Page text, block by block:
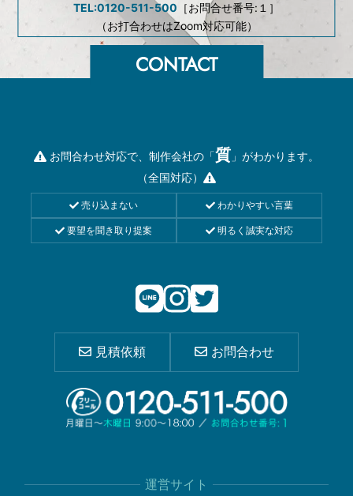
TEL:0120-511-500 ［お問合せ番号:１］
（お打合わせはZoom対応可能）
お問合わせ対応で、制作会社の「質 」がわかります。
（全国対応）
売り込まない わかりやすい言葉
要望を聞き取り提案 明るく誠実な対応
見積依頼 お問合わせ
運営サイト